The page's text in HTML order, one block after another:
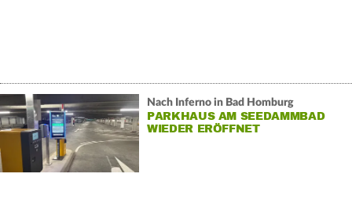
Nach Inferno in Bad Homburg
PARKHAUS AM SEEDAMMBAD
WIEDER ERÖFFNET